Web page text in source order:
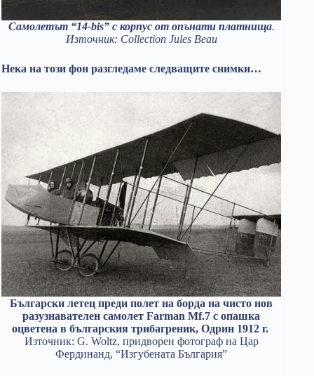
Самолетът “14-bis” с корпус от опънати платнища.
Източник: Collection Jules Beau
Нека на този фон разгледаме следващите снимки…
Български летец преди полет на борда на чисто нов
разузнавателен самолет Farman Mf.7 с опашка
оцветена в българския трибагреник, Одрин 1912 г.
Източник: G. Woltz, придворен фотограф на Цар
Фердинанд, “Изгубената България”